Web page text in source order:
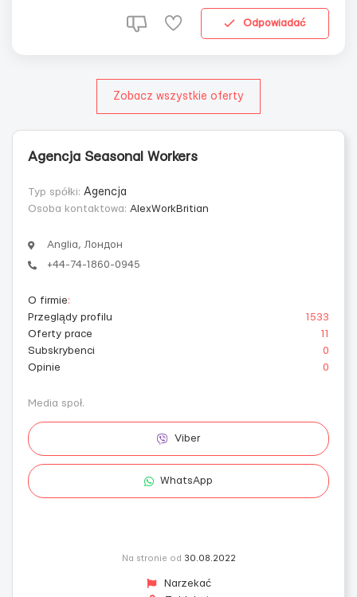
принимает ящики и складывает на палету) 3. Наклей...
Odpowiadać
Zobacz wszystkie oferty
Agencja Seasonal Workers
Typ spółki: Agencja
Osoba kontaktowa: AlexWorkBritian
Anglia, Лондон
+44-74-1860-0945
O firmie:
Przeglądy profilu
1533
Oferty prace
11
Subskrybenci
0
Opinie
0
Media społ.
Viber
WhatsApp
Na stronie od 30.08.2022
Narzekać